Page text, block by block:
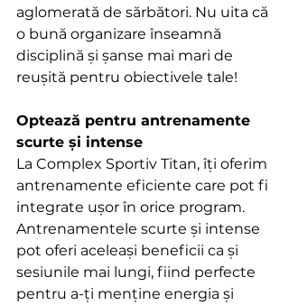
aglomerată de sărbători. Nu uita că
o bună organizare înseamnă
disciplină și șanse mai mari de
reușită pentru obiectivele tale!
Optează pentru antrenamente
scurte și intense
La Complex Sportiv Titan, îți oferim
antrenamente eficiente care pot fi
integrate ușor în orice program.
Antrenamentele scurte și intense
pot oferi aceleași beneficii ca și
sesiunile mai lungi, fiind perfecte
pentru a-ți menține energia și